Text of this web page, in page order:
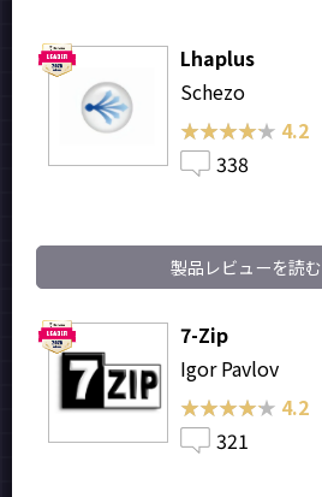
Lhaplus
Schezo
★★★★★
★★★★★ 4.2
338
製品レビューを読む
7-Zip
Igor Pavlov
★★★★★
★★★★★ 4.2
321